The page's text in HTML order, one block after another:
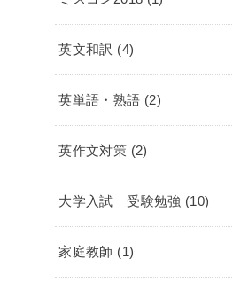
英文和訳 (4)
英単語・熟語 (2)
英作文対策 (2)
大学入試｜受験勉強 (10)
家庭教師 (1)